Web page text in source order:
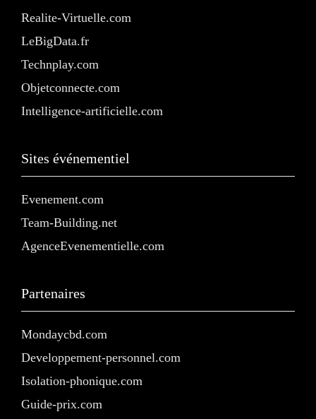
Realite-Virtuelle.com
LeBigData.fr
Technplay.com
Objetconnecte.com
Intelligence-artificielle.com
Sites événementiel
Evenement.com
Team-Building.net
AgenceEvenementielle.com
Partenaires
Mondaycbd.com
Developpement-personnel.com
Isolation-phonique.com
Guide-prix.com